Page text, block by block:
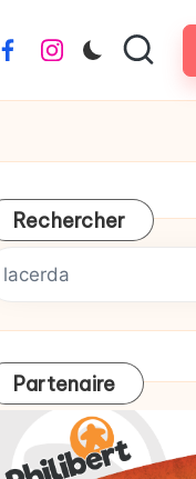
FacebookInstagram
Rechercher
Partenaire